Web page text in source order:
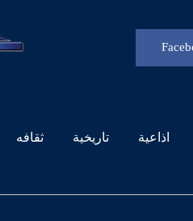
اذاعية تاريخية ثقافه